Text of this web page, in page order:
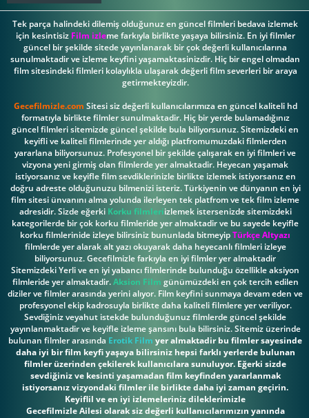
Tek parça halindeki dilemiş olduğunuz en güncel filmleri bedava izlemek
için kesintisiz Film izleme farkıyla birlikte yaşaya bilirsiniz. En iyi filmler
güncel bir şekilde sitede yayınlanarak bir çok değerli kullanıcılarına
sunulmaktadir ve izleme keyfini yaşamaktasinizdir. Hiç bir engel olmadan
film sitesindeki filmleri kolaylıkla ulaşarak değerli film severleri bir araya
getirmekteyizdir.
Gecefilmizle.com Sitesi siz değerli kullanıcılarımıza en güncel kaliteli hd
formatıyla birlikte filmler sunulmaktadir. Hiç bir yerde bulamadığınız
güncel filmleri sitemizde güncel şekilde bula biliyorsunuz. Sitemizdeki en
keyifli ve kaliteli filmlerinde yer aldığı platfromumuzdaki filmlerden
yararlana biliyorsunuz. Profesyonel bir şekilde çalışarak en iyi filmleri ve
vizyona yeni girmiş olan filmlerde yer almaktadir. Heyecan yaşamak
istiyorsanız ve keyifle film sevdiklerinizle birlikte izlemek istiyorsanız en
doğru adreste olduğunuzu bilmenizi isteriz. Türkiyenin ve dünyanın en iyi
film sitesi ünvanını alma yolunda ilerleyen tek platfrom ve tek film izleme
adresidir. Sizde eğerki Korku filmleriizlemek istersenizde sitemizdeki
kategorilerde bir çok korku filmleride yer almaktadir ve bu sayede keyifle
korku filmlerinide izleye bilirsiniz bununlada bitmeyipTürkçe Altyazı
filmlerde yer alarak alt yazı okuyarak daha heyecanlı filmleri izleye
biliyorsunuz. Gecefilmizle farkıyla en iyi filmler yer almaktadir
Sitemizdeki Yerli ve en iyi yabancı filmlerinde bulunduğu özellikle aksiyon
filmleride yer almaktadir.Aksion Film günümüzdeki en çok tercih edilen
diziler ve filmler arasında yerini alıyor. Film keyfini sunmaya devam eden ve
profesyonel ekip kadrosuyla birlikte daha kaliteli filmlere yer veriliyor.
Sevdiğiniz veyahut istekde bulunduğunuz filmlerde güncel şekilde
yayınlanmaktadir ve keyifle izleme şansını bula bilirsiniz. Sitemiz üzerinde
bulunan filmler arasında Erotik Film yer almaktadir bu filmler sayesinde
daha iyi bir film keyfi yaşaya bilirsiniz hepsi farklı yerlerde bulunan
filmler üzerinden çekilerek kullanıcılara sunuluyor. Eğerki sizde
sevdiğiniz ve kesinti yaşamadan film keyfinden yararlanmak
istiyorsanız vizyondaki filmler ile birlikte daha iyi zaman geçirin.
Keyiflil ve en iyi izlemeleriniz dileklerimizle
Gecefilmizle Ailesi olarak siz değerli kullanıcılarımızın yanında